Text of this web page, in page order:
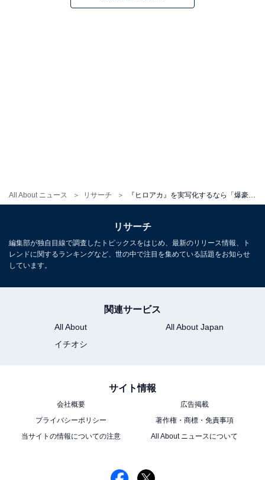
All About ニュース リサーチ
リサーチ
編集部が独自目線で調査したトピックスをはじめ、最新のリリース情報、ト
レンドに関するランキングなど、世の中で注目を集めている話題をお知らせ
しています。
関連サービス
All About
All About Japan
イチオシ
サイト情報
会社概要
広告掲載
プライバシーポリシー
著作権・商標・免責事項
当サイトの情報についての注意
All About ニュースについて